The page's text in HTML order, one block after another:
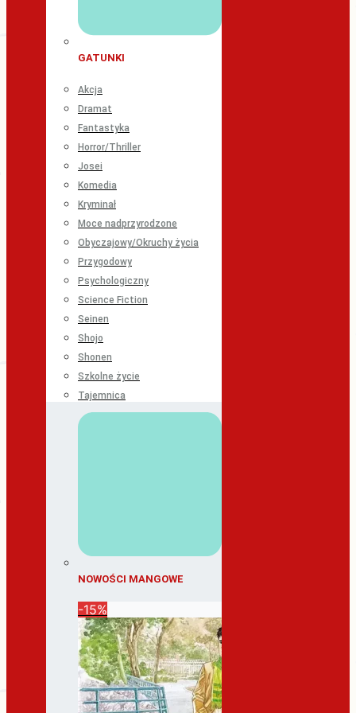
GATUNKI
Akcja
Dramat
Fantastyka
Horror/Thriller
Josei
Komedia
Kryminał
Moce nadprzyrodzone
Obyczajowy/Okruchy życia
Przygodowy
Psychologiczny
Science Fiction
Seinen
Shojo
Shonen
Szkolne życie
Tajemnica
NOWOŚCI MANGOWE
-15%